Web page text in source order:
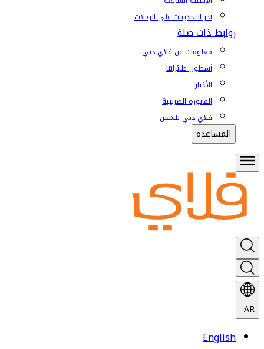
آخر التحديثات على الرحلات
روابط ذات صلة
معلومات عن فلاي دبي
أسطول طائراتنا
الأخبار
الفاتورة الضريبية
فلاي دبي للشحن
المساعدة
AR
English